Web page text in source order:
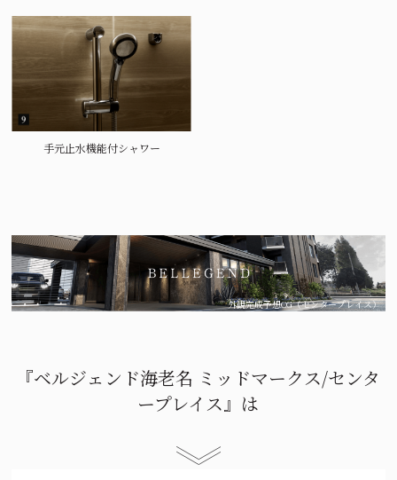
手元止水機能付シャワー
外観完成予想CG（センタープレイス）
『ベルジェンド海老名 ミッドマークス/センタ
ープレイス』は